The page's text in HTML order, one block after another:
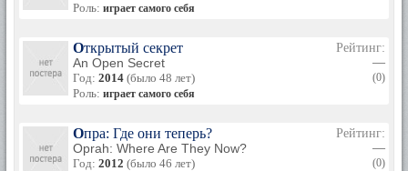
Роль: играет самого себя
Открытый секрет
An Open Secret
Год: 2014 (было 48 лет)
Роль: играет самого себя
Рейтинг:
—
(0)
Опра: Где они теперь?
Oprah: Where Are They Now?
Год: 2012 (было 46 лет)
Рейтинг:
—
(0)